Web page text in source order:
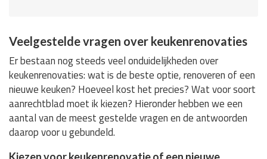
Veelgestelde vragen over keukenrenovaties
Er bestaan nog steeds veel onduidelijkheden over
keukenrenovaties: wat is de beste optie, renoveren of een
nieuwe keuken? Hoeveel kost het precies? Wat voor soort
aanrechtblad moet ik kiezen? Hieronder hebben we een
aantal van de meest gestelde vragen en de antwoorden
daarop voor u gebundeld.